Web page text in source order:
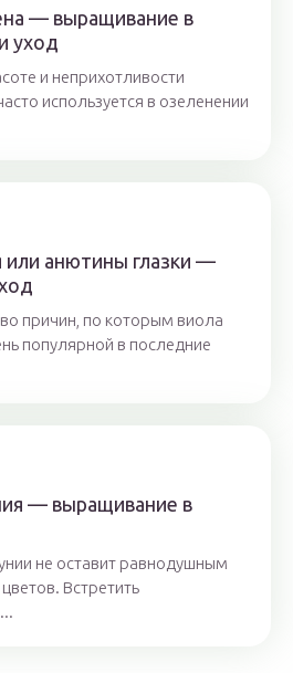
— выращивание в
уход
и неприхотливости
используется в озеленении
или анютины глазки —
причин, по которым виола
популярной в последние
— выращивание в
не оставит равнодушным
Встретить